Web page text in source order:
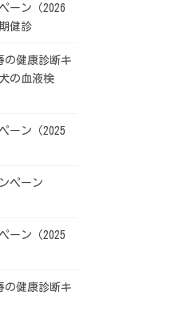
ーン（2026
健診
の健康診断キ
の血液検
ーン（2025
ペーン
ーン（2025
の健康診断キ